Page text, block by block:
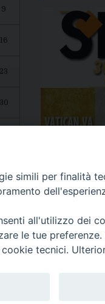
9
16
23
30
simili per finalità
all'utilizzo dei
le tue
tecnici.